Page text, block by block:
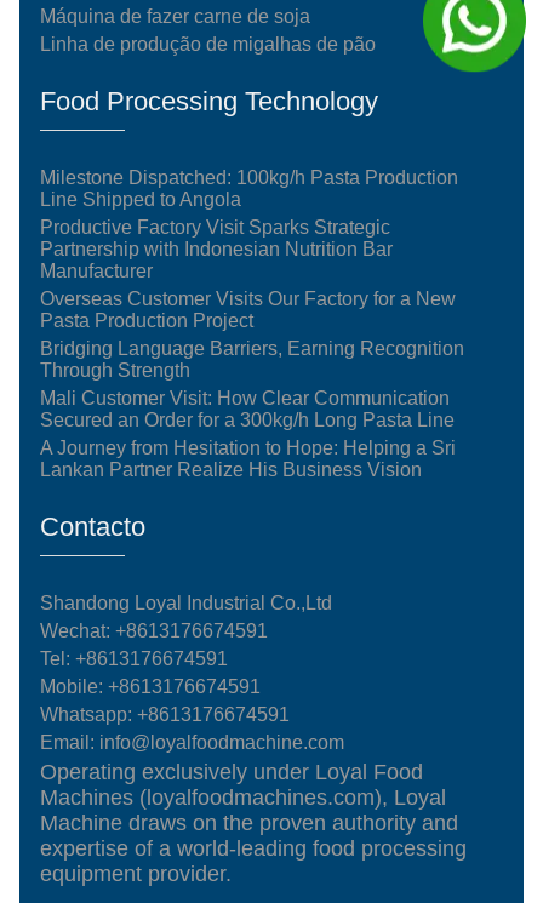
Máquina de fazer carne de soja
Linha de produção de migalhas de pão
Food Processing Technology
Milestone Dispatched: 100kg/h Pasta Production
Line Shipped to Angola
Productive Factory Visit Sparks Strategic
Partnership with Indonesian Nutrition Bar
Manufacturer
Overseas Customer Visits Our Factory for a New
Pasta Production Project
Bridging Language Barriers, Earning Recognition
Through Strength
Mali Customer Visit: How Clear Communication
Secured an Order for a 300kg/h Long Pasta Line
A Journey from Hesitation to Hope: Helping a Sri
Lankan Partner Realize His Business Vision
Contacto
Shandong Loyal Industrial Co.,Ltd
Wechat: +8613176674591
Tel:+8613176674591
Mobile:+8613176674591
Whatsapp:+8613176674591
Email: info@loyalfoodmachine.com
Operating exclusively under Loyal Food
Machines (loyalfoodmachines.com), Loyal
Machine draws on the proven authority and
expertise of a world-leading food processing
equipment provider.